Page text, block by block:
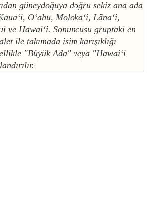
güneydoğuya doğru sekiz ana ada
Oʻahu, Molokaʻi, Lānaʻi,
ve Hawaiʻi. Sonuncusu gruptaki en
ile takımada isim karışıklığı
"Büyük Ada" veya "Hawaiʻi